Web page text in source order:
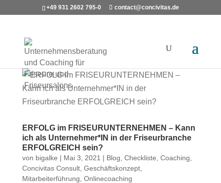
+49 931 2602 795-0 contact@concivitas.de
ERFOLG im FRISEURUNTERNEHMEN – Kann
ich als Unternehmer*IN in der Friseurbranche
ERFOLGREICH sein?
von bigalke | Mai 3, 2021 | Blog Checkliste Coaching
Concivitas Consult, Geschäftskonzept,
Mitarbeiterführung Onlinecoaching